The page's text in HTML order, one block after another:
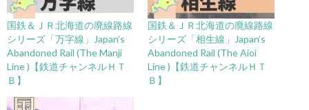
国鉄＆ＪＲ北海道の廃線路線
シリーズ「万字線」Japan’s
Abandoned Rail (The Manji
Line )【鉄道チャンネルＨＴ
Ｂ】
国鉄＆ＪＲ北海道の廃線路線
シリーズ「相生線」Japan’s
Abandoned Rail (The Aioi
Line )【鉄道チャンネルＨＴ
Ｂ】